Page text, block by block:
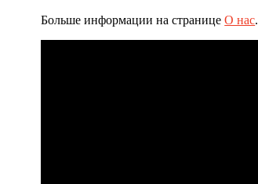
Больше информации на страницеО нас.